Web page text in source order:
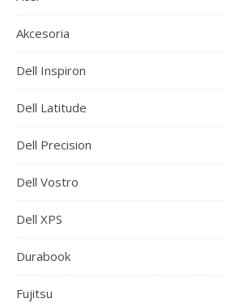
Akcesoria
Dell Inspiron
Dell Latitude
Dell Precision
Dell Vostro
Dell XPS
Durabook
Fujitsu